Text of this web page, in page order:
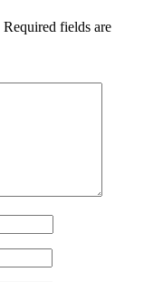
Required fields are